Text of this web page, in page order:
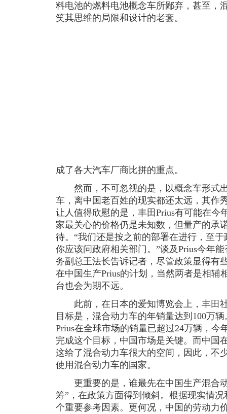
料电池的燃料电池概念车所鄙弃，甚至，
笑其思维的局限和设计的老套。
成了各大汽车厂商比拼的重点。
然而，不可忽视的是，以概念车形式
车，离中国老百姓的现实都还太远，其作
让人值得欣慰的是，丰田Prius有可能在今
家最关心的价格仍是未知数，但量产的承
待。“我们还是按之前的部署在进行，至
你应该问政府相关部门。”谈及Prius今年
务副总王法长告诉记者，尽管政策显得有
在中国生产Prius的计划，当然两者是相辅
台也会为期不远。
此前，在日本的爱知博览会上，丰田
目标是，混合动力车的年销量达到100万
Prius在全球市场的销量已超过24万辆，今
完成这个目标，中国市场是关键。而中国
这给了混合动力车很大的空间，因此，不
使用混合动力车的国家。
更重要的是，谁最先在中国生产混合
筹”，在政策方面得到倾斜。根据现实情
个重要参考因素。更何况，中国的劳动力